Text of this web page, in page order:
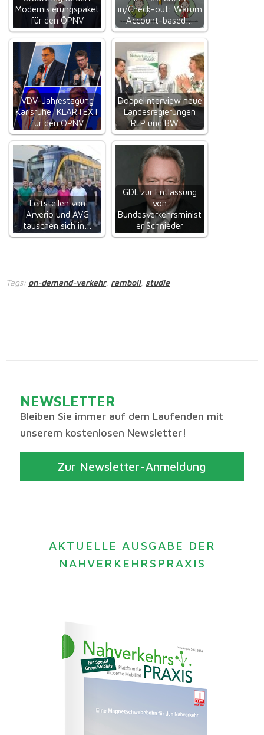
Modernisierungspaket
für den ÖPNV
in/Check-out: Warum
Account-based…
VDV-Jahrestagung
Karlsruhe: KLARTEXT
für den ÖPNV
Doppelinterview neue
Landesregierungen
RLP und BW:…
Leitstellen von
Arverio und AVG
tauschen sich in…
GDL zur Entlassung
von
Bundesverkehrsminist
er Schnieder
Tags: on-demand-verkehr, ramboll, studie
NEWSLETTER
Bleiben Sie immer auf dem Laufenden mit
unserem kostenlosen Newsletter!
Zur Newsletter-Anmeldung
AKTUELLE AUSGABE DER
NAHVERKEHRSPRAXIS